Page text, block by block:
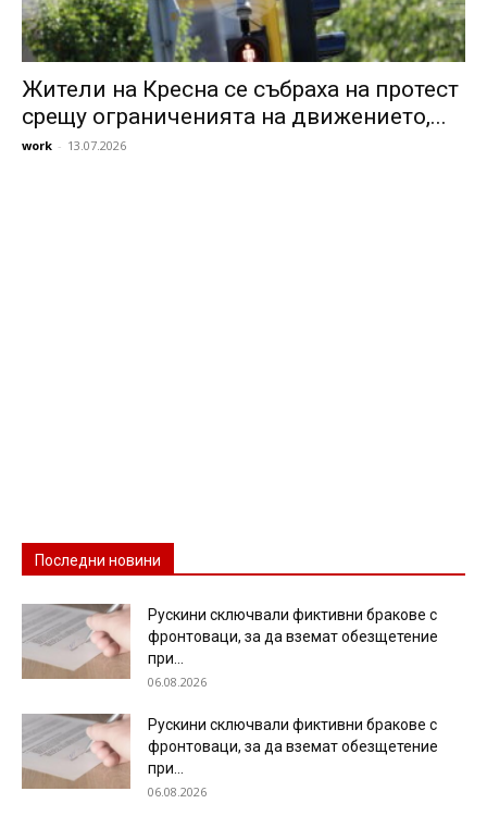
Жители на Кресна се събраха на протест
срещу ограниченията на движението,...
work - 13.07.2026
Последни новини
Рускини сключвали фиктивни бракове с
фронтоваци, за да вземат обезщетение
при...
06.08.2026
Рускини сключвали фиктивни бракове с
фронтоваци, за да вземат обезщетение
при...
06.08.2026